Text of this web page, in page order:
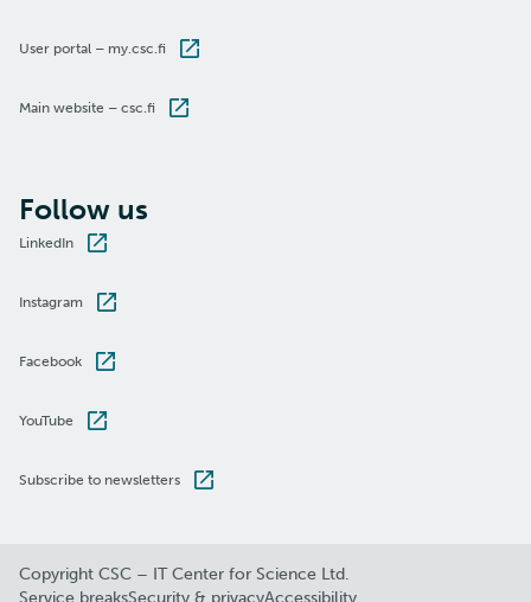
User portal – my.csc.fi
Main website – csc.fi
Follow us
LinkedIn
Instagram
Facebook
YouTube
Subscribe to newsletters
Copyright CSC – IT Center for Science Ltd.
Service breaksSecurity & privacyAccessibility